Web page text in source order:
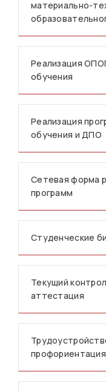
материально-
Реализация
обучения
Реализация
обучения и ДПО
Сетевая форма
программ
Студенческие
Текущий
аттестация
профориентация